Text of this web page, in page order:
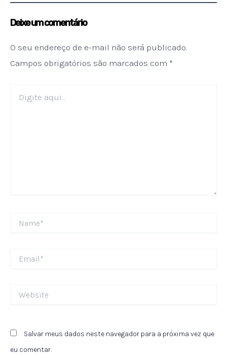
Deixe um comentário
O seu endereço de e-mail não será publicado.
Campos obrigatórios são marcados com *
aqui...
Salvar meus dados neste navegador para a próxima vez que
eu comentar.